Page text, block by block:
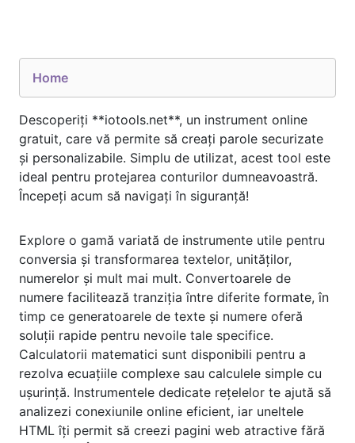
Home
Descoperiți **iotools.net**, un instrument online
gratuit, care vă permite să creați parole securizate
și personalizabile. Simplu de utilizat, acest tool este
ideal pentru protejarea conturilor dumneavoastră.
Începeți acum să navigați în siguranță!
Explore o gamă variată de instrumente utile pentru
conversia și transformarea textelor, unităților,
numerelor și mult mai mult. Convertoarele de
numere facilitează tranziția între diferite formate, în
timp ce generatoarele de texte și numere oferă
soluții rapide pentru nevoile tale specifice.
Calculatorii matematici sunt disponibili pentru a
rezolva ecuațiile complexe sau calculele simple cu
ușurință. Instrumentele dedicate rețelelor te ajută să
analizezi conexiunile online eficient, iar uneltele
HTML îți permit să creezi pagini web atractive fără